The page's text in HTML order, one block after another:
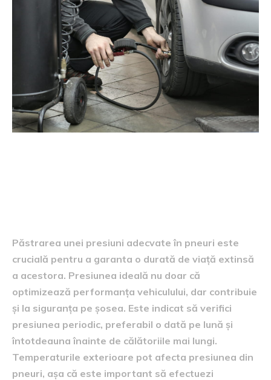
Păstrarea unei presiuni adecvate în pneuri este
crucială pentru a garanta o durată de viață extinsă
a acestora. Presiunea ideală nu doar că
optimizează performanța vehiculului, dar contribuie
și la siguranța pe șosea. Este indicat să verifici
presiunea periodic, preferabil o dată pe lună și
întotdeauna înainte de călătoriile mai lungi.
Temperaturile exterioare pot afecta presiunea din
pneuri, așa că este important să efectuezi